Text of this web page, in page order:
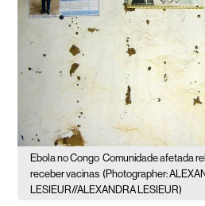
Ebola no Congo Comunidade afetada
receber vacinas (Photographer:
LESIEUR//ALEXANDRA LESIEUR)